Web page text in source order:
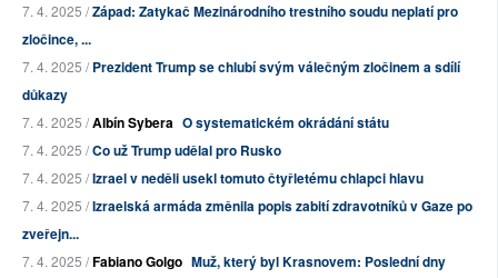
7. 4. 2025 /Západ: Zatykač Mezinárodního trestního soudu neplatí pro
zločince, ...
7. 4. 2025 /Prezident Trump se chlubí svým válečným zločinem a sdílí
důkazy
7. 4. 2025 /Albín Sybera O systematickém okrádání státu
7. 4. 2025 /Co už Trump udělal pro Rusko
7. 4. 2025 /Izrael v neděli usekl tomuto čtyřletému chlapci hlavu
7. 4. 2025 /Izraelská armáda změnila popis zabití zdravotníků v Gaze po
zveřejn...
7. 4. 2025 /Fabiano Golgo Muž, který byl Krasnovem: Poslední dny